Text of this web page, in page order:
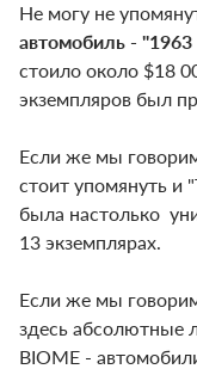
Не могу не
автомобиль -
стоило около $18
экземпляров был
Если же мы
стоит упомянуть и
была настолько
13 экземплярах.
Если же мы
здесь абсолютные
BIOME -